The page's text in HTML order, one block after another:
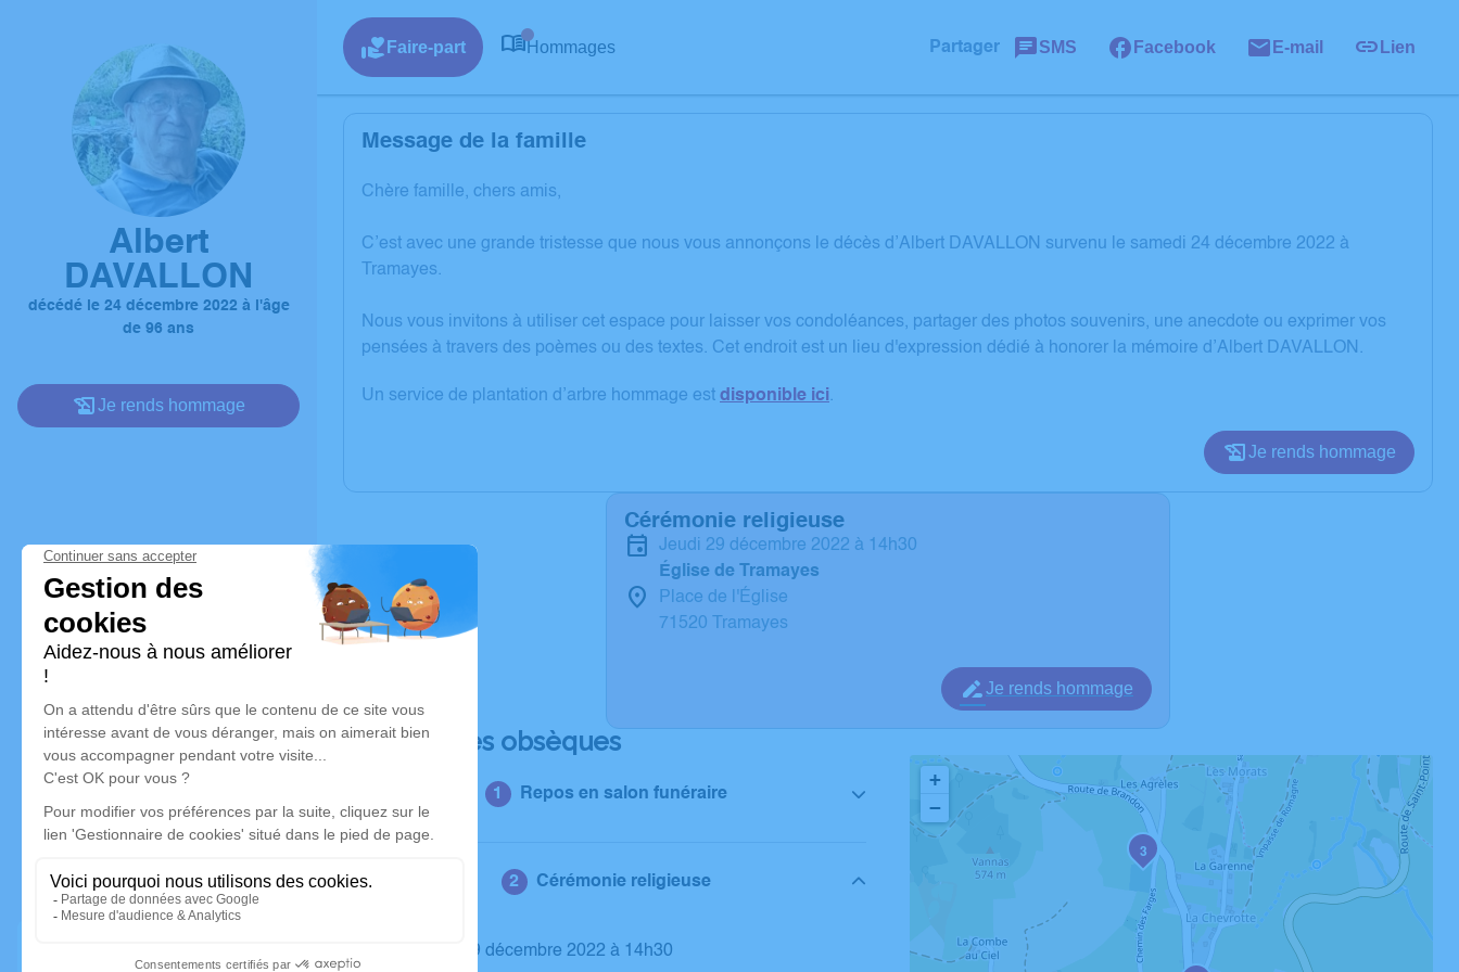
Albert
DAVALLON
décédé le 24 décembre 2022 à l'âge
de 96 ans
Je rends hommage
Faire-part Hommages Partager SMS Facebook E-mail Lien
Message de la famille
Chère famille, chers amis,
C’est avec une grande tristesse que nous vous annonçons le décès d’Albert DAVALLON survenu le samedi 24 décembre 2022 à
Tramayes.
Nous vous invitons à utiliser cet espace pour laisser vos condoléances, partager des photos souvenirs, une anecdote ou exprimer vos
pensées à travers des poèmes ou des textes. Cet endroit est un lieu d'expression dédié à honorer la mémoire d’Albert DAVALLON.
Un service de plantation d’arbre hommage est disponible ici.
Je rends hommage
Cérémonie religieuse
jeudi 29 décembre 2022 à 14h30
Église de Tramayes
Place de l'Église
71520 Tramayes
Je rends hommage
Déroulé des obsèques
Repos en salon funéraire
Cérémonie religieuse
Le jeudi 29 décembre 2022 à 14h30
3
+
−